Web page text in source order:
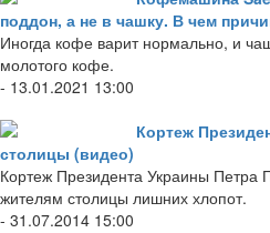
поддон, а не в чашку. В чем
Иногда кофе варит нормально, и
молотого кофе.
- 13.01.2021 13:00
Кортеж
столицы (видео)
Кортеж Президента Украины Петра
жителям столицы лишних хлопот.
- 31.07.2014 15:00